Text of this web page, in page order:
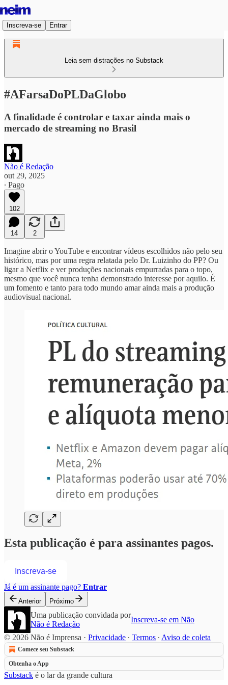
Inscreva-se Entrar
Leia sem distrações no Substack
#AFarsaDoPLDaGlobo
A finalidade é controlar e taxar ainda mais o
mercado de streaming no Brasil
Não é Redação
out 29, 2025
∙ Pago
102
14 2
Imagine abrir o YouTube e encontrar vídeos escolhidos não pelo seu
histórico, mas por uma regra relatada pelo Dr. Luizinho do PP? Ou
ligar a Netflix e ver produções nacionais empurradas para o topo,
mesmo que você nunca tenha demonstrado interesse por aquilo. É
um fomento e tanto para todo mundo amar ainda mais a produção
audiovisual nacional.
Esta publicação é para assinantes pagos.
Inscreva-se
Já é um assinante pago? Entrar
Anterior Próximo
Uma publicação convidada por
Não é Redação
Inscreva-se em Não
© 2026 Não é Imprensa · Privacidade ∙ Termos ∙ Aviso de coleta
Comece seu Substack
Obtenha o App
Substack é o lar da grande cultura